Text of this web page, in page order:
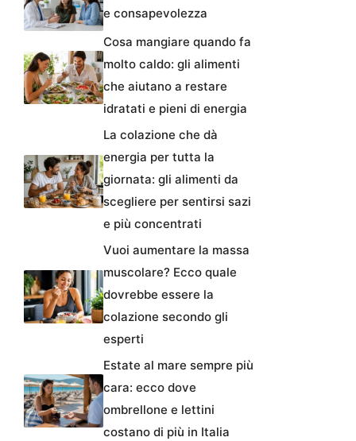
e consapevolezza
Cosa mangiare quando fa
molto caldo: gli alimenti
che aiutano a restare
idratati e pieni di energia
La colazione che dà
energia per tutta la
giornata: gli alimenti da
scegliere per sentirsi sazi
e più concentrati
Vuoi aumentare la massa
muscolare? Ecco quale
dovrebbe essere la
colazione secondo gli
esperti
Estate al mare sempre più
cara: ecco dove
ombrellone e lettini
costano di più in Italia